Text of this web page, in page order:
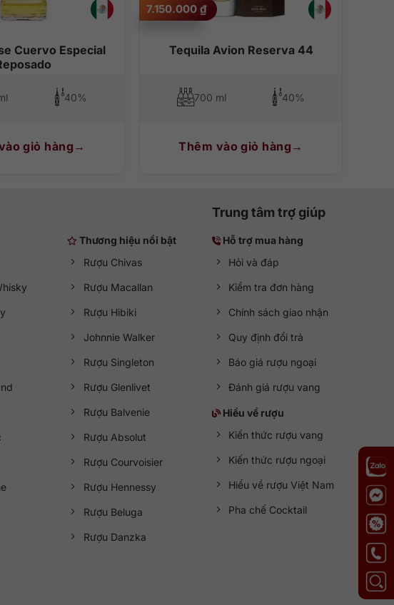
Cuervo Especial
40%
giỏ hàng
Tequila Avion Reserva 44
7.150.000 ₫
700 ml 40%
Thêm vào giỏ hàng
Thương hiệu nổi bật
Rượu Chivas
Rượu Macallan
Rượu Hibiki
Johnnie Walker
Rượu Singleton
Rượu Glenlivet
Rượu Balvenie
Rượu Absolut
Rượu Courvoisier
Rượu Hennessy
Rượu Beluga
Rượu Danzka
Trung tâm trợ giúp
Hỗ trợ mua hàng
Hỏi và đáp
Kiểm tra đơn hàng
Chính sách giao nhận
Quy định đổi trả
Báo giá rượu ngoại
Đánh giá rượu vang
Hiểu về rượu
Kiến thức rượu vang
Kiến thức rượu ngoại
Hiểu về rượu Việt Nam
Pha chế Cocktail